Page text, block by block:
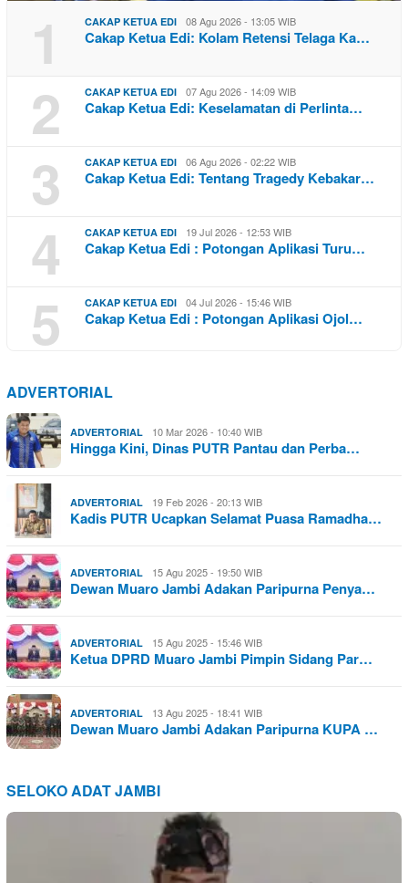
1 CAKAP KETUA EDI 08 Agu 2026 - 13:05 WIB
Cakap Ketua Edi: Kolam Retensi Telaga Ka…
2 CAKAP KETUA EDI 07 Agu 2026 - 14:09 WIB
Cakap Ketua Edi: Keselamatan di Perlinta…
3 CAKAP KETUA EDI 06 Agu 2026 - 02:22 WIB
Cakap Ketua Edi: Tentang Tragedy Kebakar…
4 CAKAP KETUA EDI 19 Jul 2026 - 12:53 WIB
Cakap Ketua Edi : Potongan Aplikasi Turu…
5 CAKAP KETUA EDI 04 Jul 2026 - 15:46 WIB
Cakap Ketua Edi : Potongan Aplikasi Ojol…
ADVERTORIAL
ADVERTORIAL 10 Mar 2026 - 10:40 WIB
Hingga Kini, Dinas PUTR Pantau dan Perba…
ADVERTORIAL 19 Feb 2026 - 20:13 WIB
Kadis PUTR Ucapkan Selamat Puasa Ramadha…
ADVERTORIAL 15 Agu 2025 - 19:50 WIB
Dewan Muaro Jambi Adakan Paripurna Penya…
ADVERTORIAL 15 Agu 2025 - 15:46 WIB
Ketua DPRD Muaro Jambi Pimpin Sidang Par…
ADVERTORIAL 13 Agu 2025 - 18:41 WIB
Dewan Muaro Jambi Adakan Paripurna KUPA …
SELOKO ADAT JAMBI